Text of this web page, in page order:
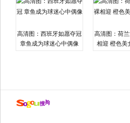
高清图：西班牙如愿夺冠
章鱼成为球迷心中偶像
高清图：荷
相迎 橙色美